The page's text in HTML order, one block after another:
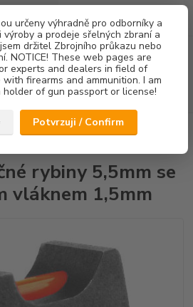
určeny výhradně pro odborníky a
a prodeje sřelných zbraní a
držitel Zbrojního průkazu nebo
NOTICE! These web pages are
experts and dealers in field of
firearms and ammunition. I am
of gun passport or license!
Potvrzuji / Confirm
Menu
Hledat
za0,00 Kč
Mušky
Muška do příčné rybiny 5,5mm
rybiny 5,5mm se
vláknem 1,5mm